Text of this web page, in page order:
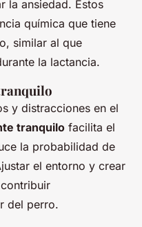
la ansiedad. Estos
química que tiene
similar al que
la lactancia.
y distracciones en el
tranquilo facilita el
la probabilidad de
el entorno y crear
del perro.